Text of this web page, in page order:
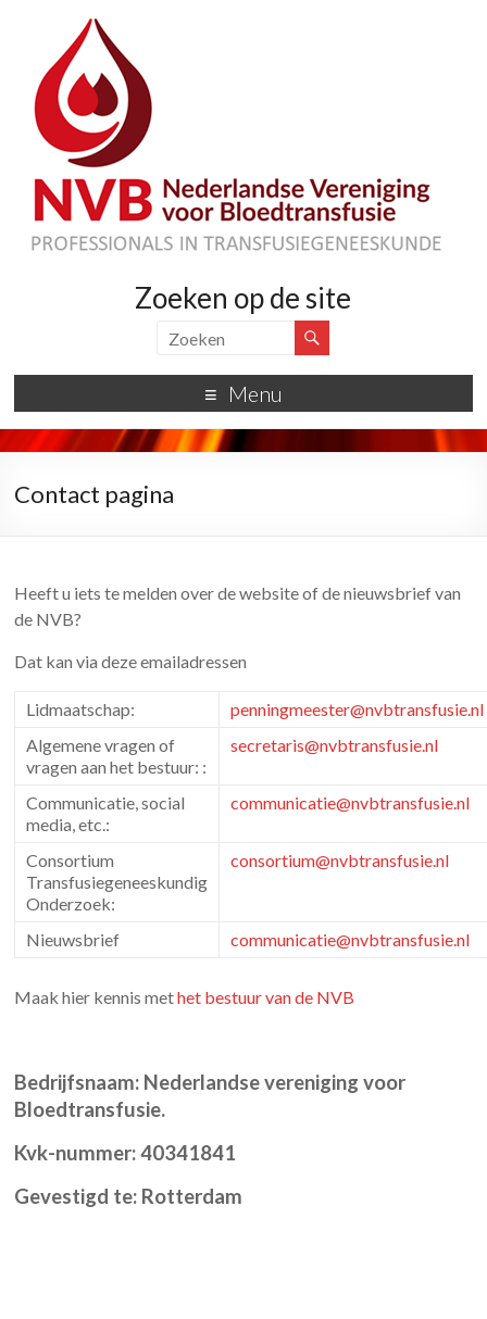
Zoeken op de site
Menu
Contact pagina
Heeft u iets te melden over de website of de nieuwsbrief van
de NVB?
Dat kan via deze emailadressen
Lidmaatschap:
penningmeester@nvbtransfusie.nl
Algemene vragen of
vragen aan het bestuur: :
secretaris@nvbtransfusie.nl
Communicatie, social
media, etc.:
communicatie@nvbtransfusie.nl
Consortium
Transfusiegeneeskundig
Onderzoek:
consortium@nvbtransfusie.nl
Nieuwsbrief communicatie@nvbtransfusie.nl
Maak hier kennis methet bestuur van de NVB
Bedrijfsnaam: Nederlandse vereniging voor
Bloedtransfusie.
Kvk-nummer: 40341841
Gevestigd te: Rotterdam